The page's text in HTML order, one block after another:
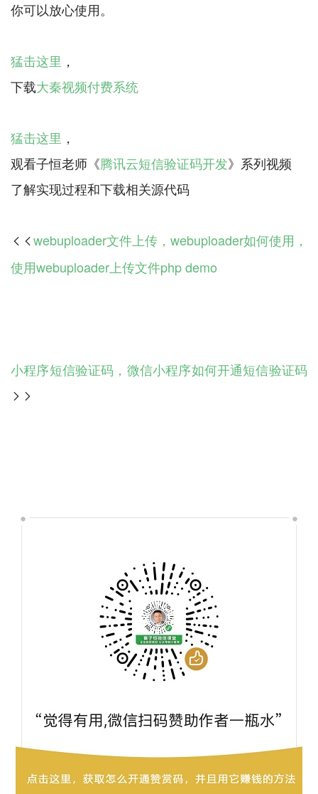
你可以放心使用。
猛击这里 ，
下载大秦视频付费系统
猛击这里 ，
观看子恒老师《腾讯云短信验证码开发》系列视频
 webuploader文件上传，webuploader如何使用，
使用webuploader上传文件php demo
小程序短信验证码，微信小程序如何开通短信验证码
